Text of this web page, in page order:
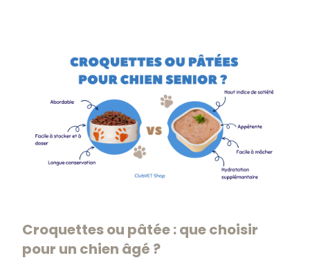
Croquettes ou pâtée : que choisir
pour un chien âgé ?